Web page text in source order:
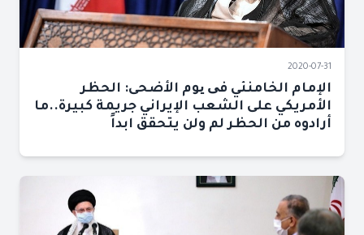
2020-07-31
الإمام الخامنئي فی یوم الأضحى: الحظر
الأمريكي على الشعب الإيراني جريمة كبيرة..ما
أرادوه من الحظر لم ولن يتحقق ابداً